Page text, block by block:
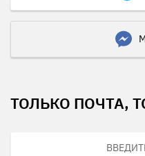
ТОЛЬКО ПОЧТА,